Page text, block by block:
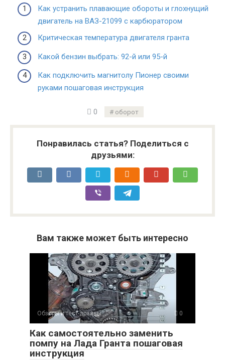
Как устранить плавающие обороты и глохнущий
двигатель на ВАЗ-21099 с карбюратором
Критическая температура двигателя гранта
Какой бензин выбрать: 92-й или 95-й
Как подключить магнитолу Пионер своими
руками пошаговая инструкция
0 оборот
Понравилась статья? Поделиться с
друзьями:
Вам также может быть интересно
Обзоры и тест-драйвы 0
Как самостоятельно заменить
помпу на Лада Гранта пошаговая
инструкция